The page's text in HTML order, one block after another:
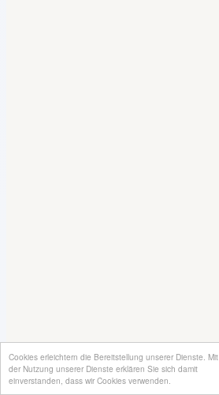
Cookies erleichtern die Bereitstellung unserer Dienste. Mit
der Nutzung unserer Dienste erklären Sie sich damit
einverstanden, dass wir Cookies verwenden.